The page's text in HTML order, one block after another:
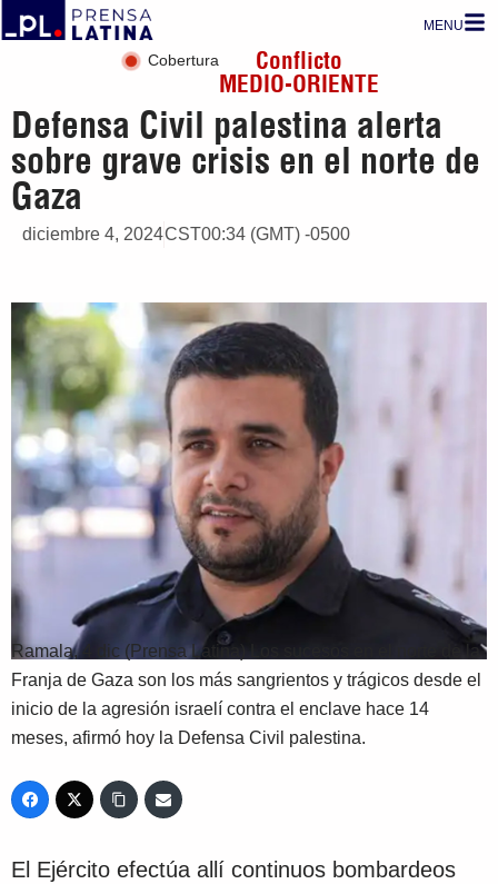
MENU
Cobertura
Conflicto
MEDIO-ORIENTE
Defensa Civil palestina alerta
sobre grave crisis en el norte de
Gaza
diciembre 4, 2024CST00:34 (GMT) -0500
Ramala, 4 dic (Prensa Latina) Los sucesos en el norte de la
Franja de Gaza son los más sangrientos y trágicos desde el
inicio de la agresión israelí contra el enclave hace 14
meses, afirmó hoy la Defensa Civil palestina.
El Ejército efectúa allí continuos bombardeos